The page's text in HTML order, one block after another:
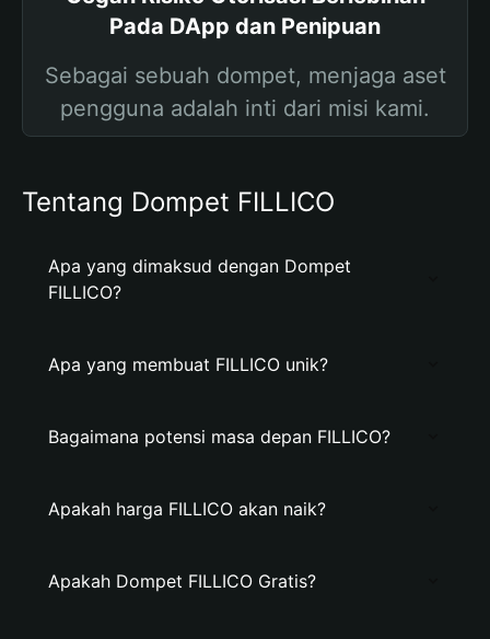
Pada DApp dan Penipuan
Sebagai sebuah dompet, menjaga aset
pengguna adalah inti dari misi kami.
Tentang Dompet FILLICO
Apa yang dimaksud dengan Dompet
FILLICO?
Apa yang membuat FILLICO unik?
Bagaimana potensi masa depan FILLICO?
Apakah harga FILLICO akan naik?
Apakah Dompet FILLICO Gratis?